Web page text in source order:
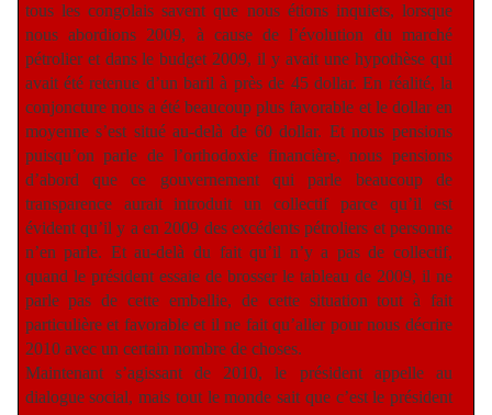
tous les congolais savent que nous étions inquiets, lorsque
nous abordions 2009, à cause de l’évolution du marché
pétrolier et dans le budget 2009, il y avait une hypothèse qui
avait été retenue d’un baril à près de 45 dollar. En réalité, la
conjoncture nous a été beaucoup plus favorable et le dollar en
moyenne s’est situé au-delà de 60 dollar. Et nous pensions
puisqu’on parle de l’orthodoxie financière, nous pensions
d’abord que ce gouvernement qui parle beaucoup de
transparence aurait introduit un collectif parce qu’il est
évident qu’il y a en 2009 des excédents pétroliers et personne
n’en parle. Et au-delà du fait qu’il n’y a pas de collectif,
quand le président essaie de brosser le tableau de 2009, il ne
parle pas de cette embellie, de cette situation tout à fait
particulière et favorable et il ne fait qu’aller pour nous décrire
2010 avec un certain nombre de choses.
Maintenant s’agissant de 2010, le président appelle au
dialogue social, mais tout le monde sait que c’est le président